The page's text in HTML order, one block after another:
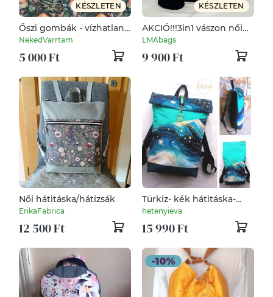
KÉSZLETEN
Őszi gombák - vízhatlan
gyöngyvászon
NekedVarrtam
5 000 Ft
KÉSZLETEN
AKCIÓ!!!3in1 vászon női
hátizsák
LMAbags
9 900 Ft
Női hátitáska/hátizsák
ErikaFabrica
12 500 Ft
Türkiz- kék hátitáska-
valódi bőrrel - vízálló -
rolltop - ajándék-
karácsony
hetenyieva
15 990 Ft